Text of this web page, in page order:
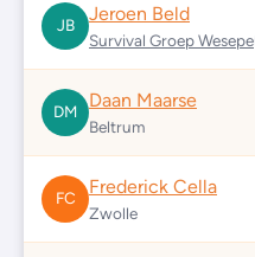
JB
Jeroen Beld
Survival Groep Wesepe
DM
Daan Maarse
Beltrum
FC
Frederick Cella
Zwolle